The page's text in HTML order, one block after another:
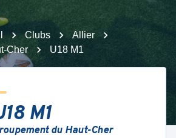
Clubs
Allier
Cher
U18 M1
M1
du Haut-Cher